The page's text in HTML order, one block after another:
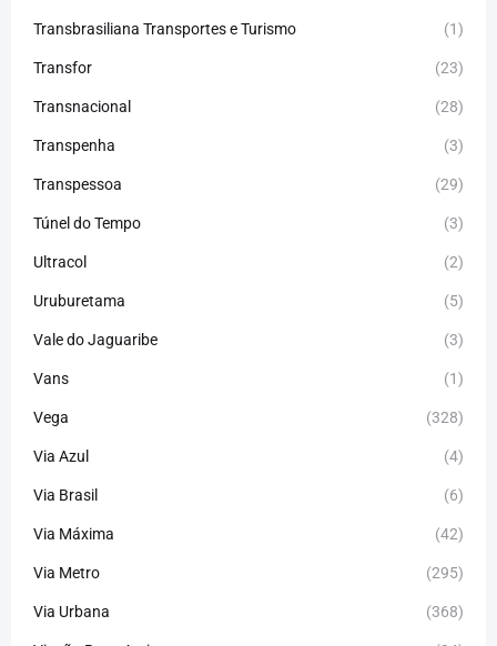
Transbrasiliana Transportes e Turismo (1)
Transfor (23)
Transnacional (28)
Transpenha (3)
Transpessoa (29)
Túnel do Tempo (3)
Ultracol (2)
Uruburetama (5)
Vale do Jaguaribe (3)
Vans (1)
Vega (328)
Via Azul (4)
Via Brasil (6)
Via Máxima (42)
Via Metro (295)
Via Urbana (368)